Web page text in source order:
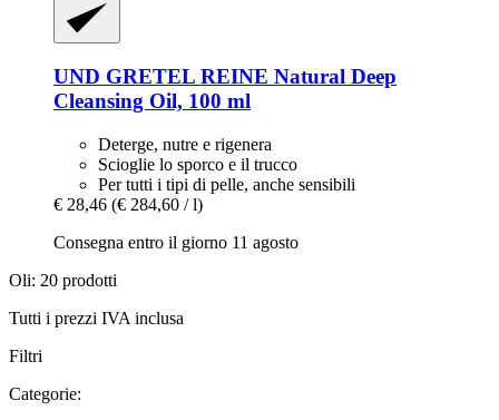
UND GRETEL REINE Natural Deep
Cleansing Oil, 100 ml
Deterge, nutre e rigenera
Scioglie lo sporco e il trucco
Per tutti i tipi di pelle, anche sensibili
€ 28,46 (€ 284,60 / l)
Consegna entro il giorno 11 agosto
Oli: 20 prodotti
Tutti i prezzi IVA inclusa
Filtri
Categorie: